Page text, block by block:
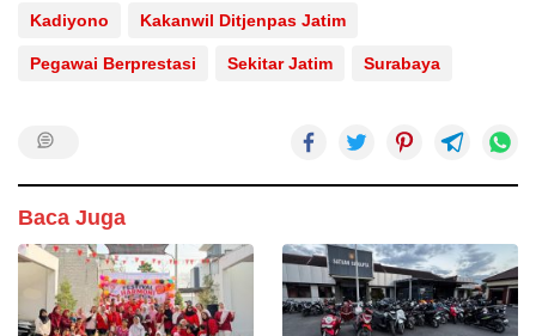
Kadiyono Kakanwil Ditjenpas Jatim
Pegawai Berprestasi Sekitar Jatim Surabaya
Baca Juga